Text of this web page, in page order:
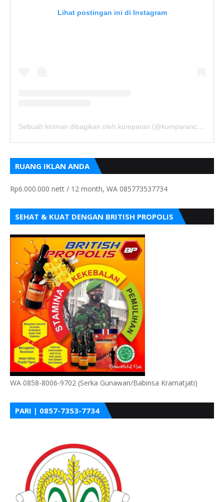
Lihat postingan ini di Instagram
Sebuah kiriman dibagikan oleh kumparan (@kumparancom)
RUANG IKLAN ANDA
Rp6.000.000 nett / 12 month, WA 085773537734
SEHAT & KUAT DENGAN BRITISH PROPOLIS
WA 0858-8006-9702 (Serka Gunawan/Babinsa Kramatjati)
PARI | 0857-7353-7734